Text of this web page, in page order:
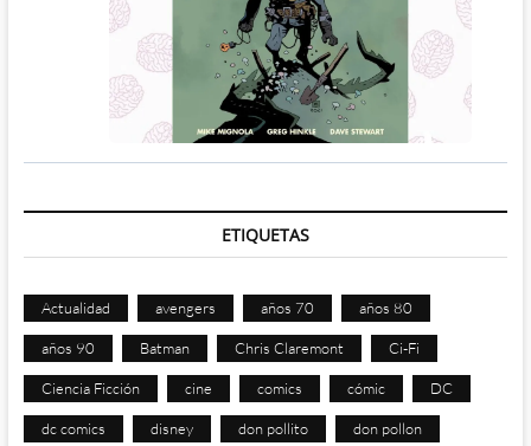
ETIQUETAS
Actualidad avengers años 70 años 80
años 90 Batman Chris Claremont Ci-Fi
Ciencia Ficción cine comics cómic DC
dc comics disney don pollito don pollon